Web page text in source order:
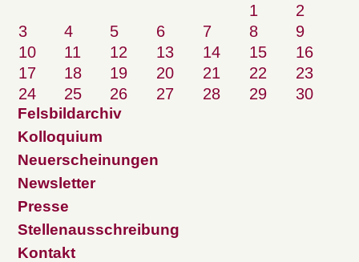
1
2
3
4 5 6 7 8
9
10
11 12 13 14 15
16
17
18 19 20 21 22
23
24
25 26 27 28 29 30
Felsbildarchiv
Kolloquium
Neuerscheinungen
Newsletter
Presse
Stellenausschreibung
Kontakt